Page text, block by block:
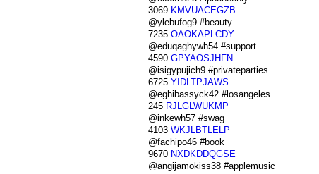
3069 KMVUACEGZB
@ylebufog9 #beauty
7235 OAOKAPLCDY
@eduqaghywh54 #support
4590 GPYAOSJHFN
@isigypujich9 #privateparties
6725 YIDLTPJAWS
@eghibassyck42 #losangeles
245 RJLGLWUKMP
@inkewh57 #swag
4103 WKJLBTLELP
@fachipo46 #book
9670 NXDKDDQGSE
@angijamokiss38 #applemusic